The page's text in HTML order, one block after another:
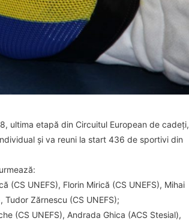
ultima etapă din Circuitul European de cadeți,
și va reuni la start 436 de sportivi din
(CS UNEFS), Florin Mirică (CS UNEFS), Mihai
Tudor Zărnescu (CS UNEFS);
(CS UNEFS), Andrada Ghica (ACS Stesial),